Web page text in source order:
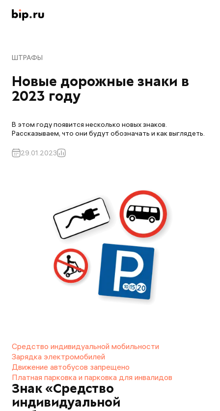
ШТРАФЫ
Новые дорожные знаки в
2023 году
В этом году появится несколько новых знаков.
Рассказываем, что они будут обозначать и как выглядеть.
29.01.2023
Средство индивидуальной мобильности
Зарядка электромобилей
Движение автобусов запрещено
Платная парковка и парковка для инвалидов
Знак «Средство
индивидуальной